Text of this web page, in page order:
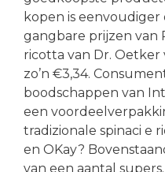
kopen is eenvoudiger
gangbare prijzen van
ricotta van Dr.
zo’n €3,34.
boodschappen van
een
tradizionale spinaci e
en OKay?
van een aantal